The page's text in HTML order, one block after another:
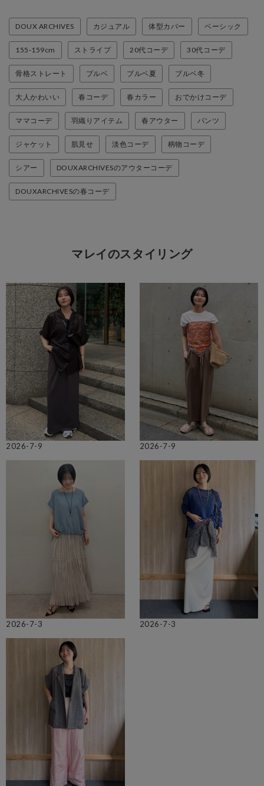
DOUX ARCHIVES カジュアル 体型カバー ベーシック
155-159cm ストライプ 20代コーデ 30代コーデ
骨格ストレート ブルベ ブルベ夏 ブルベ冬
大人かわいい 春コーデ 春カラー おでかけコーデ
ママコーデ 羽織りアイテム 春アウター パンツ
ジャケット 肌見せ 淡色コーデ 柄物コーデ
シアー DOUXARCHIVESのアウターコーデ
DOUXARCHIVESの春コーデ
マレイのスタイリング
2026-7-9 2026-7-9
2026-7-3 2026-7-3